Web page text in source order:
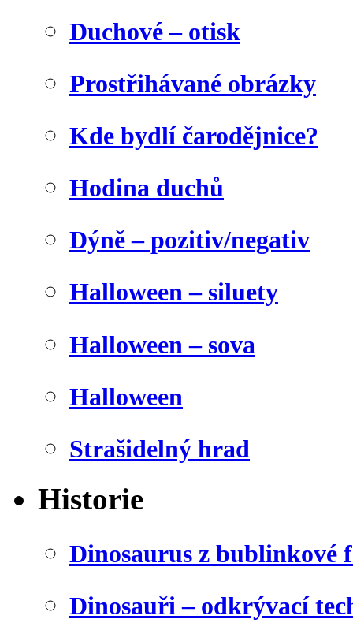
Duchové – otisk
Prostřihávané obrázky
Kde bydlí čarodějnice?
Hodina duchů
Dýně – pozitiv/negativ
Halloween – siluety
Halloween – sova
Halloween
Strašidelný hrad
Historie
Dinosaurus z bublinkové
Dinosauři – odkrývací